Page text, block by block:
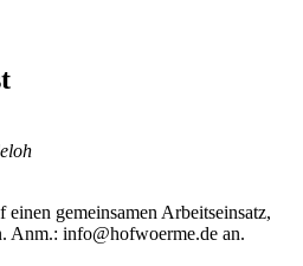
gemeinsamen Arbeitseinsatz,
Anm.: info@hofwoerme.de an.